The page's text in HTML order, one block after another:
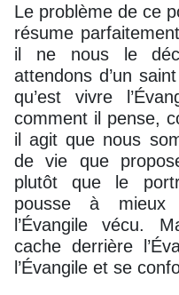
Le problème de ce
résume
il ne nous le
attendons d’un
qu’est vivre
comment il pense,
il agit que nous
de vie que
plutôt que le
pousse à mieux
l’Évangile vécu.
cache derrière
l’Évangile et se